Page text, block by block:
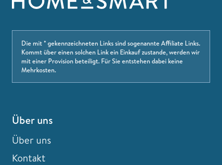
Die mit * gekennzeichneten Links sind sogenannte Affiliate Links.
Kommt über einen solchen Link ein Einkauf zustande, werden wir
mit einer Provision beteiligt. Für Sie entstehen dabei keine
Mehrkosten.
Über uns
Über uns
Kontakt